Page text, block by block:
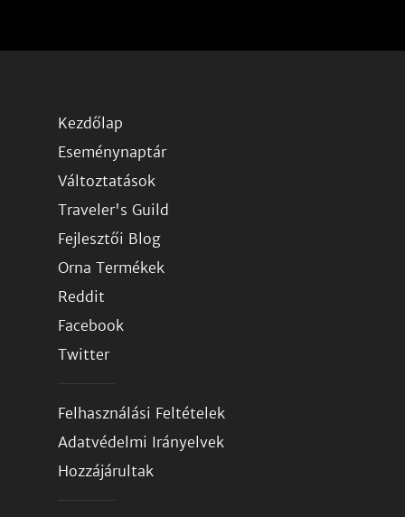
Kezdőlap
Eseménynaptár
Változtatások
Traveler's Guild
Fejlesztői Blog
Orna Termékek
Reddit
Facebook
Twitter
Felhasználási Feltételek
Adatvédelmi Irányelvek
Hozzájárultak